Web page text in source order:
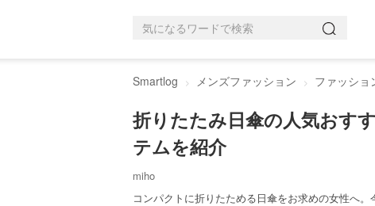
Smartlog メンズファッション ファッショ
折りたたみ日傘の人気おす
テムを紹介
miho
コンパクトに折りたためる日傘をお求めの女性へ